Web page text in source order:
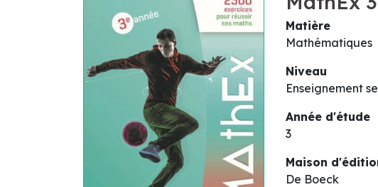
Matière
Mathématiques
Niveau
Enseignement
Année d'étude
3
Maison
De Boeck